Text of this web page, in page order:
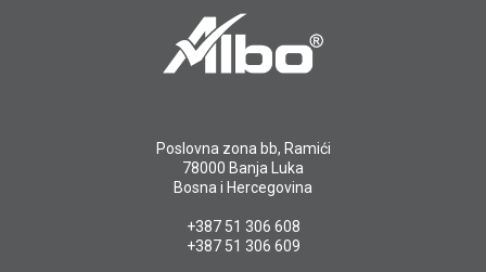
Poslovna zona bb, Ramići
78000 Banja Luka
Bosna i Hercegovina
+387 51 306 608
+387 51 306 609